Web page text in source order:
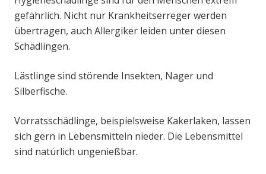
gefährlich. Nicht nur Krankheitserreger werden
übertragen, auch Allergiker leiden unter diesen
Schädlingen.
Lästlinge sind störende Insekten, Nager und
Silberfische.
Vorratsschädlinge, beispielsweise Kakerlaken, lassen
sich gern in Lebensmitteln nieder. Die Lebensmittel
sind natürlich ungenießbar.